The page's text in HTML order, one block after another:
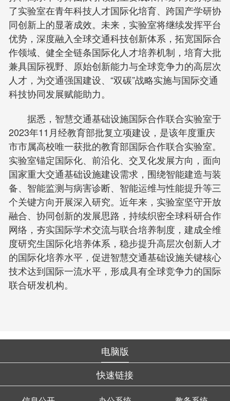
了实验室在青年科技人才国际化培育、跨国产学研协
同创新上的显著成效。未来，实验室将继续发挥平台
优势，深度融入全球交通科技创新体系，拓宽国际合
作领域、健全全链条国际化人才培养机制，培育大批
兼具国际视野、原始创新能力与全球竞争力的高层次
人才，为交通强国建设、“双碳”战略实施与国际交通
科技协同发展赋能助力。
据悉，智慧交通基础设施国际合作联合实验室于
2023年11月经教育部批复立项建设，是该年度重庆
市市属高校唯一获批的教育部国际合作联合实验室。
实验室锚定国际化、前沿化、交叉化发展方向，面向
国家重大交通基础设施建设需求，围绕智能建造与装
备、智能监测与病害诊断、智能运维与性能提升等三
个关键方向开展深入研究。近年来，实验室坚守开放
融合、协同创新的发展思路，持续织密全球科研合作
网络，夯实国际学术交流与联合培养制度，建成全维
度研究生国际化培养体系，稳步提升高层次创新人才
的国际化培养水平，促进智慧交通基础设施关键核心
技术达到国际一流水平，形成具有全球竞争力的国际
联合研发机构。
电脑版
快速链接